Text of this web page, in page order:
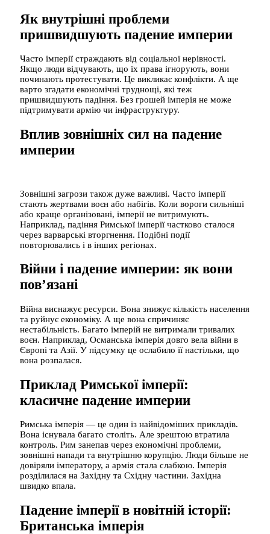
Як внутрішні проблеми
пришвидшують падение империи
Часто імперії страждають від соціальної нерівності.
Якщо люди відчувають, що їх права ігнорують, вони
починають протестувати. Це викликає конфлікти. А ще
варто згадати економічні труднощі, які теж
пришвидшують падіння. Без грошей імперія не може
підтримувати армію чи інфраструктуру.
Вплив зовнішніх сил на падение
империи
Зовнішні загрози також дуже важливі. Часто імперії
стають жертвами воєн або набігів. Коли вороги сильніші
або краще організовані, імперії не витримують.
Наприклад, падіння Римської імперії частково сталося
через варварські вторгнення. Подібні події
повторювались і в інших регіонах.
Війни і падение империи: як вони
пов’язані
Війна виснажує ресурси. Вона знижує кількість населення
та руйнує економіку. А ще вона спричиняє
нестабільність. Багато імперій не витримали тривалих
воєн. Наприклад, Османська імперія довго вела війни в
Європі та Азії. У підсумку це ослабило її настільки, що
вона розпалася.
Приклад Римської імперії:
класичне падение империи
Римська імперія — це один із найвідоміших прикладів.
Вона існувала багато століть. Але зрештою втратила
контроль. Рим занепав через економічні проблеми,
зовнішні напади та внутрішню корупцію. Люди більше не
довіряли імператору, а армія стала слабкою. Імперія
розділилася на Західну та Східну частини. Західна
швидко впала.
Падение імперії в новітній історії:
Британська імперія